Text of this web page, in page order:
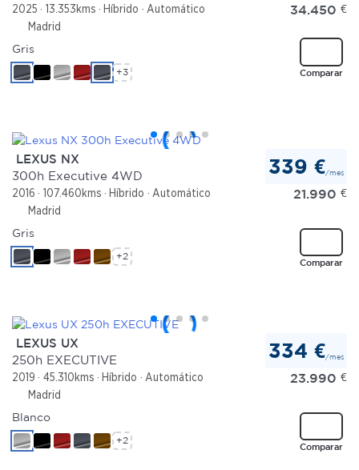
2025 13.353kms Híbrido
Automático
Madrid
34.450 €
Comparar
Gris
+3
LEXUS NX
300h Executive 4WD
2016 107.460kms Híbrido
Automático
Madrid
339 €/mes
21.990 €
Comparar
Gris
+2
LEXUS UX
250h EXECUTIVE
2019 45.310kms Híbrido
Automático
Madrid
334 €/mes
23.990 €
Comparar
Blanco
+2